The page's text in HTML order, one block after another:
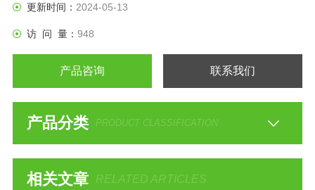
更新时间： 2024-05-13
访 问 量： 948
产品咨询 联系我们
产品分类 PRODUCT CLASSIFICATION
相关文章 RELATED ARTICLES